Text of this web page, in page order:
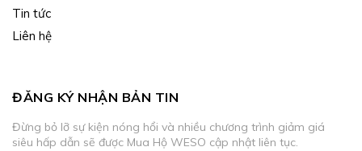
Tin tức
Liên hệ
ĐĂNG KÝ NHẬN BẢN TIN
Đừng bỏ lỡ sự kiện nóng hổi và nhiều chương trình giảm giá
siêu hấp dẫn sẽ được Mua Hộ WESO cập nhật liên tục.